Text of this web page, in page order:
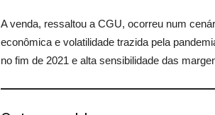
A venda, ressaltou a CGU, ocorreu num
econômica e volatilidade trazida pela
no fim de 2021 e alta sensibilidade das